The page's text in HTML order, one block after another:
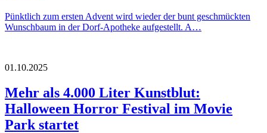
Pünktlich zum ersten Advent wird wieder der bunt geschmückten
Wunschbaum in der Dorf-Apotheke aufgestellt. A…
01.10.2025
Mehr als 4.000 Liter Kunstblut:
Halloween Horror Festival im Movie
Park startet